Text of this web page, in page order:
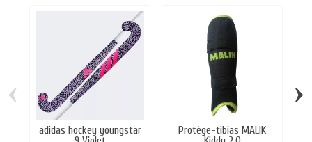
adidas hockey youngstar
Protège-tibias MALIK
‹ ›